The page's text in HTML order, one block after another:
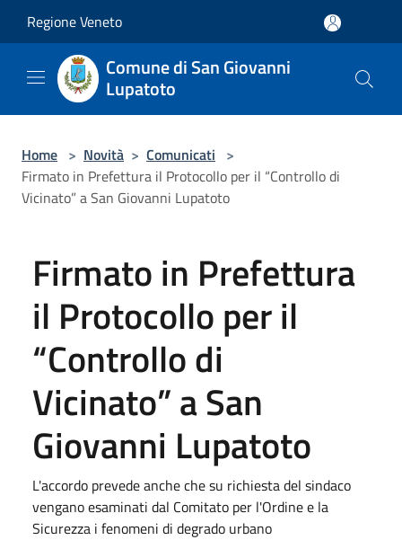
Regione Veneto
Comune di San Giovanni
Lupatoto
Home > Novità > Comunicati >
Firmato in Prefettura il Protocollo per il “Controllo di
Vicinato” a San Giovanni Lupatoto
Firmato in Prefettura
il Protocollo per il
“Controllo di
Vicinato” a San
Giovanni Lupatoto
L'accordo prevede anche che su richiesta del sindaco
vengano esaminati dal Comitato per l'Ordine e la
Sicurezza i fenomeni di degrado urbano